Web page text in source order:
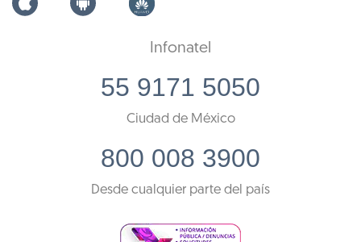
Infonatel
55 9171 5050
Ciudad de México
800 008 3900
Desde cualquier parte del país